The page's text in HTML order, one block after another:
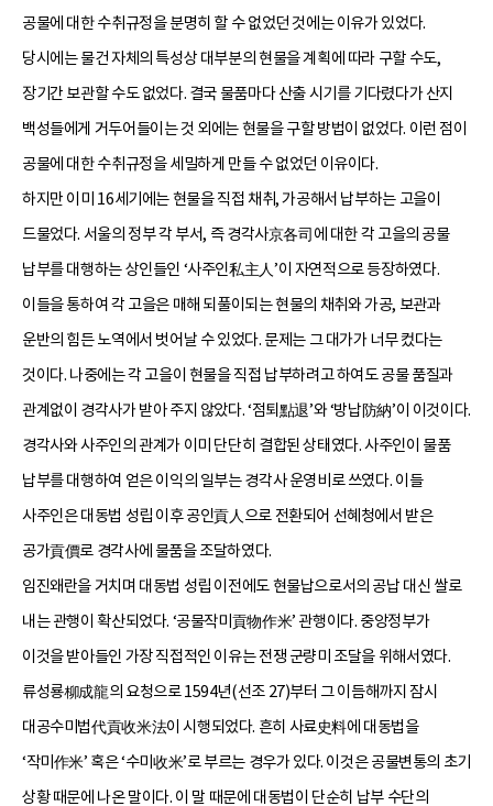
공물에 대한 수취규정을 분명히 할 수 없었던 것에는 이유가 있었다.
당시에는 물건 자체의 특성상 대부분의 현물을 계획에 따라 구할 수도,
장기간 보관할 수도 없었다. 결국 물품마다 산출 시기를 기다렸다가 산지
백성들에게 거두어들이는 것 외에는 현물을 구할 방법이 없었다. 이런 점이
공물에 대한 수취규정을 세밀하게 만들 수 없었던 이유이다.
하지만 이미 16세기에는 현물을 직접 채취, 가공해서 납부하는 고을이
드물었다. 서울의 정부 각 부서, 즉 경각사京各司에 대한 각 고을의 공물
납부를 대행하는 상인들인 ‘사주인私主人’이 자연적으로 등장하였다.
이들을 통하여 각 고을은 매해 되풀이되는 현물의 채취와 가공, 보관과
운반의 힘든 노역에서 벗어날 수 있었다. 문제는 그 대가가 너무 컸다는
것이다. 나중에는 각 고을이 현물을 직접 납부하려고 하여도 공물 품질과
관계없이 경각사가 받아 주지 않았다. ‘점퇴點退’와 ‘방납防納’이 이것이다.
경각사와 사주인의 관계가 이미 단단히 결합된 상태였다. 사주인이 물품
납부를 대행하여 얻은 이익의 일부는 경각사 운영비로 쓰였다. 이들
사주인은 대동법 성립 이후 공인貢人으로 전환되어 선혜청에서 받은
공가貢價로 경각사에 물품을 조달하였다.
임진왜란을 거치며 대동법 성립 이전에도 현물납으로서의 공납 대신 쌀로
내는 관행이 확산되었다. ‘공물작미貢物作米’ 관행이다. 중앙정부가
이것을 받아들인 가장 직접적인 이유는 전쟁 군량미 조달을 위해서였다.
류성룡柳成龍의 요청으로 1594년(선조 27)부터 그 이듬해까지 잠시
대공수미법代貢收米法이 시행되었다. 흔히 사료史料에 대동법을
‘작미作米’ 혹은 ‘수미收米’로 부르는 경우가 있다. 이것은 공물변통의 초기
상황 때문에 나온 말이다. 이 말 때문에 대동법이 단순히 납부 수단의